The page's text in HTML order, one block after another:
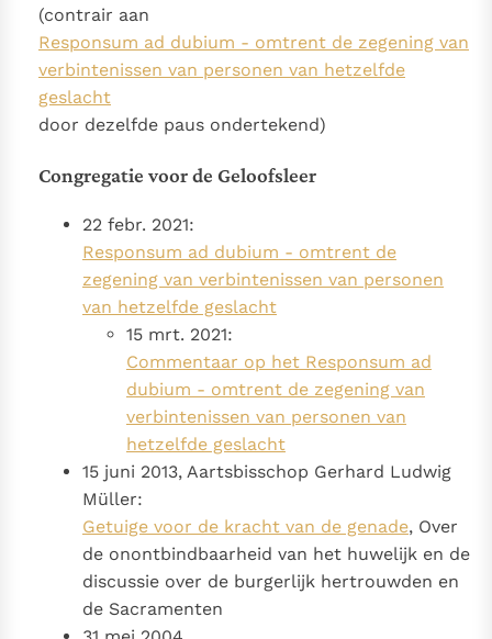
(contrair aan
Responsum ad dubium - omtrent de zegening van
verbintenissen van personen van hetzelfde
geslacht
door dezelfde paus ondertekend)
Congregatie voor de Geloofsleer
22 febr. 2021:
Responsum ad dubium - omtrent de
zegening van verbintenissen van personen
van hetzelfde geslacht
15 mrt. 2021:
Commentaar op het Responsum ad
dubium - omtrent de zegening van
verbintenissen van personen van
hetzelfde geslacht
15 juni 2013, Aartsbisschop Gerhard Ludwig
Müller:
Getuige voor de kracht van de genade, Over
de onontbindbaarheid van het huwelijk en de
discussie over de burgerlijk hertrouwden en
de Sacramenten